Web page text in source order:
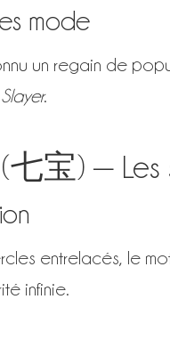
mode
un regain de
.
七宝) — Les
entrelacés, le
infinie.